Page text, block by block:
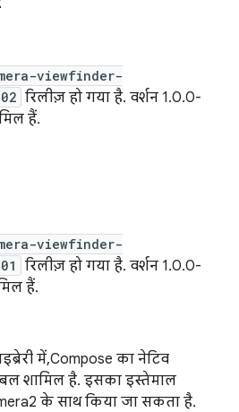
viewfinder-
रिलीज़ हो गया है. वर्शन 1.0.0-
हैं.
viewfinder-
रिलीज़ हो गया है. वर्शन 1.0.0-
हैं.
में, Compose का नेटिव
शामिल है. इसका इस्तेमाल
के साथ किया जा सकता है.